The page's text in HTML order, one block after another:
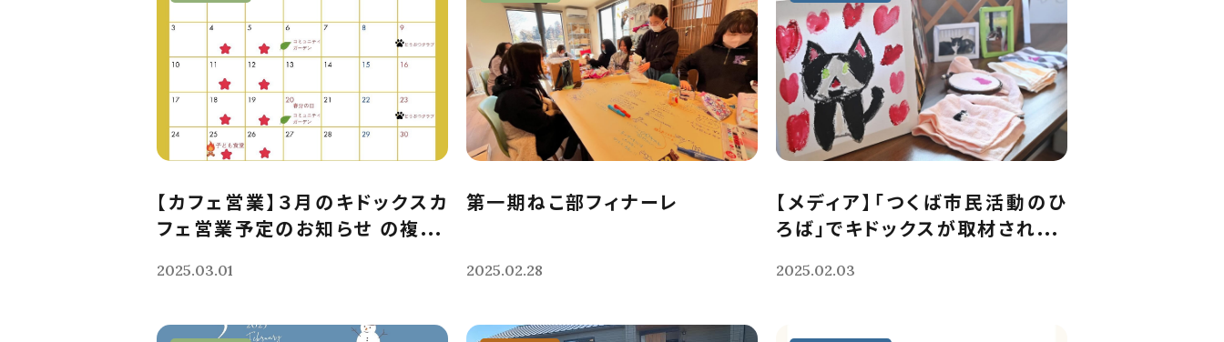
【カフェ営業】３月のキドックスカ
フェ営業予定のお知らせ の複...
2025.03.01
第一期ねこ部フィナーレ
2025.02.28
【メディア】「つくば市民活動のひ
ろば」でキドックスが取材され...
2025.02.03